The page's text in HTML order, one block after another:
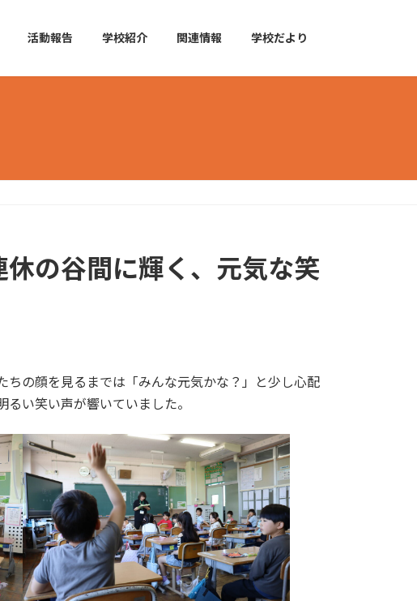
活動報告 学校紹介 関連情報 学校だより
休の谷間に輝く、元気な笑
ちの顔を見るまでは「みんな元気かな？」と少し心配
い笑い声が響いていました。